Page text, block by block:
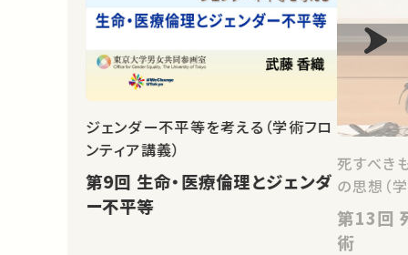
ジェンダー不平等を考える（学術フロ
ンティア講義）
第9回 生命・医療倫理とジェンダ
ー不平等
死すべき
の思想（
第13回 死生の問いと現代の学
術